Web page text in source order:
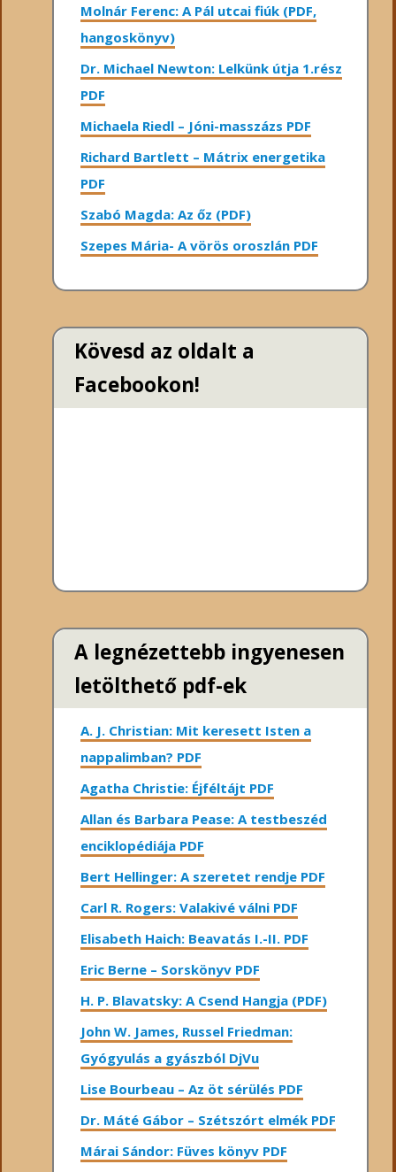
Molnár Ferenc: A Pál utcai fiúk (PDF,
hangoskönyv)
Dr. Michael Newton: Lelkünk útja 1.rész
PDF
Michaela Riedl – Jóni-masszázs PDF
Richard Bartlett – Mátrix energetika
PDF
Szabó Magda: Az őz (PDF)
Szepes Mária- A vörös oroszlán PDF
Kövesd az oldalt a
Facebookon!
A legnézettebb ingyenesen
letölthető pdf-ek
A. J. Christian: Mit keresett Isten a
nappalimban? PDF
Agatha Christie: Éjféltájt PDF
Allan és Barbara Pease: A testbeszéd
enciklopédiája PDF
Bert Hellinger: A ​szeretet rendje PDF
Carl R. Rogers: Valakivé válni PDF
Elisabeth Haich: Beavatás I.-II. PDF
Eric Berne – Sorskönyv PDF
H. P. Blavatsky: A Csend Hangja (PDF)
John W. James, Russel Friedman:
Gyógyulás a gyászból DjVu
Lise Bourbeau – Az öt sérülés PDF
Dr. Máté Gábor – Szétszórt elmék PDF
Márai Sándor: Füves könyv PDF